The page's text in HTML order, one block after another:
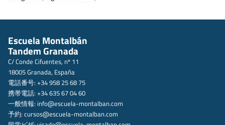
Escuela Montalbán
Tandem Granada
C/ Conde Cifuentes, nº 11
18005 Granada, España
電話番号: +34 958 25 68 75
携帯電話: +34 635 67 04 60
一般情報: info@escuela-montalban.com
予約: cursos@escuela-montalban.com